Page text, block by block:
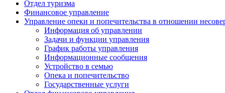
Отдел туризма
Финансовое управление
Управление опеки и попечительства в отношении
Информация об управлении
Задачи и функции управления
График работы управления
Информационные сообщения
Устройство в семью
Опека и попечительство
Государственные услуги